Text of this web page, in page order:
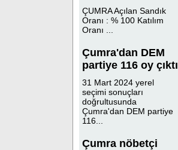
ÇUMRA Açılan Sandık
Oranı : % 100 Katılım
Oranı ...
Çumra'dan DEM
partiye 116 oy çıktı
31 Mart 2024 yerel
seçimi sonuçları
doğrultusunda
Çumra'dan DEM partiye
116...
Çumra nöbetçi